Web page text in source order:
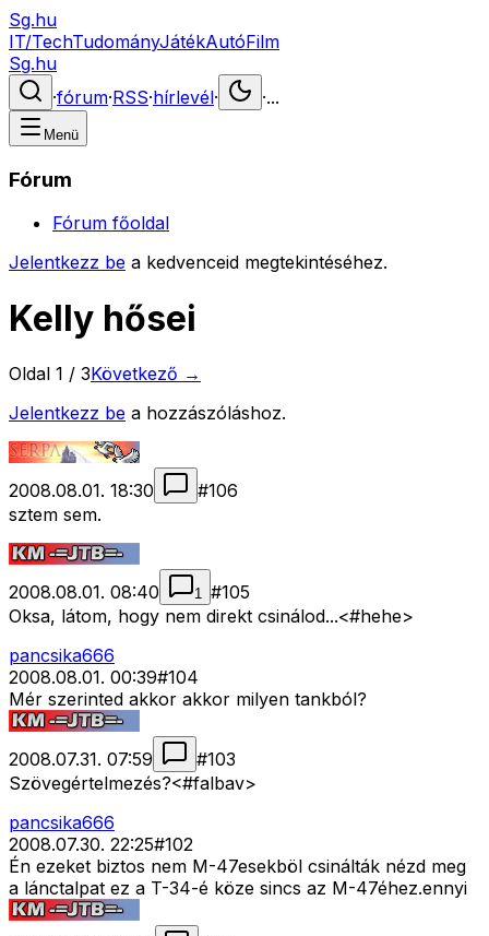
Sg.hu
IT/TechTudományJátékAutóFilm
Sg.hu
·fórum·RSS·hírlevél· ·...
Menü
Fórum
Fórum főoldal
Jelentkezz be a kedvenceid megtekintéséhez.
Kelly hősei
Oldal 1 / 3Következő →
Jelentkezz be a hozzászóláshoz.
2008.08.01. 18:30 #106
sztem sem.
2008.08.01. 08:40 1 #105
Oksa, látom, hogy nem direkt csinálod...<#hehe>
pancsika666
2008.08.01. 00:39#104
Mér szerinted akkor akkor milyen tankból?
2008.07.31. 07:59 #103
Szövegértelmezés?<#falbav>
pancsika666
2008.07.30. 22:25#102
Én ezeket biztos nem M-47esekböl csinálták nézd meg
a lánctalpat ez a T-34-é köze sincs az M-47éhez.ennyi